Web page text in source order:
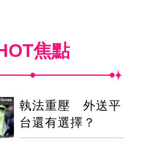
焦點
執法重壓 外送平
台還有選擇？